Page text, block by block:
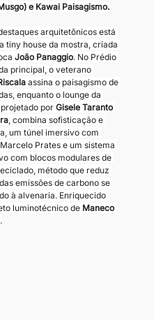
e Kawai Paisagismo.
arquitetônicos está
tiny house da mostra, criada
João Panaggio. No Prédio
principal, o veterano
assina o paisagismo de
enquanto o lounge da
por Gisele Taranto
, combina sofisticação e
um túnel imersivo com
Prates e um sistema
com blocos modulares de
método que reduz
emissões de carbono se
à alvenaria. Enriquecido
luminotécnico de Maneco
.